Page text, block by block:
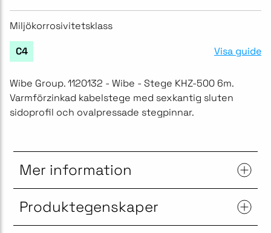
Miljökorrosivitetsklass
C4 Visa guide
Wibe Group. 1120132 - Wibe - Stege KHZ-500 6m.
Varmförzinkad kabelstege med sexkantig sluten
sidoprofil och ovalpressade stegpinnar.
Mer information
Produktegenskaper